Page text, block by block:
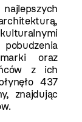
oraz
z ich
437
znajdując